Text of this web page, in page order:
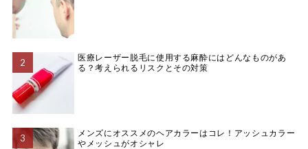
医療レーザー脱毛に使用する麻酔にはどんなものがあ
る？考えられるリスクとその対策
メンズにオススメのヘアカラーはコレ！アッシュカラー
やメッシュがオシャレ